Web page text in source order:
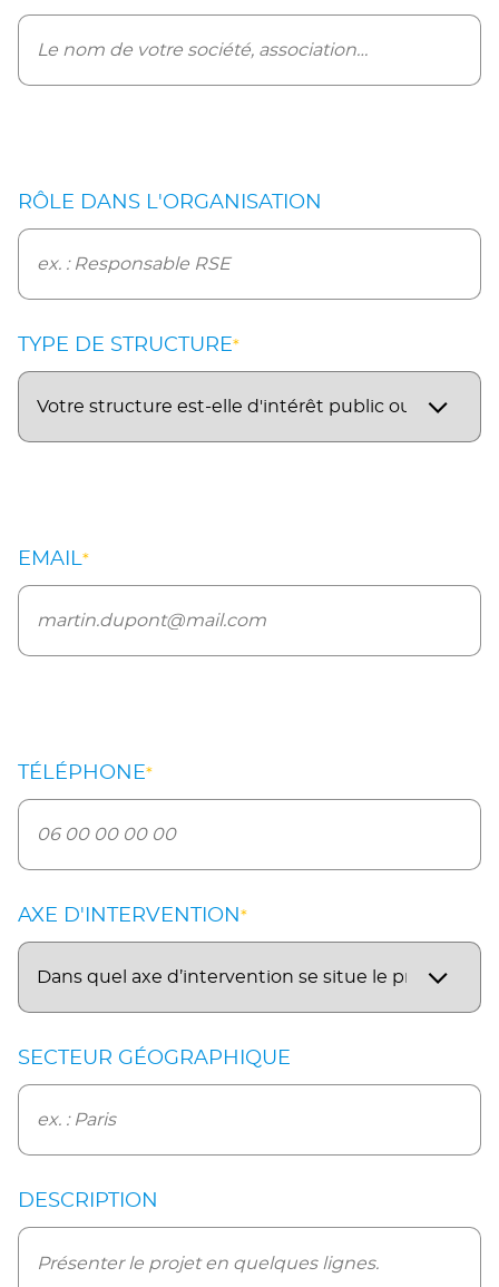
RÔLE DANS L'ORGANISATION
TYPE DE STRUCTURE*
EMAIL*
TÉLÉPHONE*
AXE D'INTERVENTION *
SECTEUR GÉOGRAPHIQUE
DESCRIPTION